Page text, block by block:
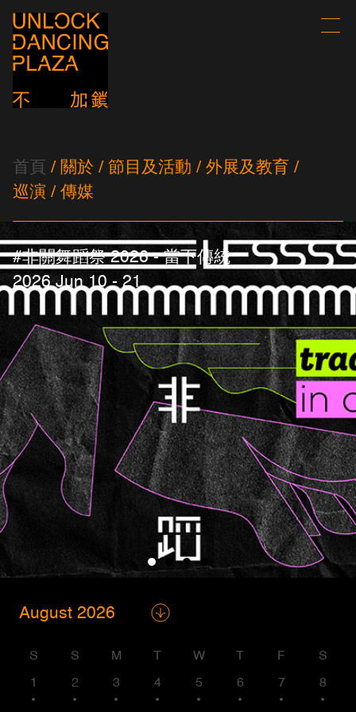
首頁 關於 節目及活動
外展及教育
巡演
傳媒
#非關舞蹈祭 2026 - 當下傳統
2026 Jun 10 - 21
S
1
S
2
M
3 4
W
5 6
F
7
S
8